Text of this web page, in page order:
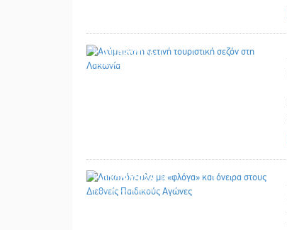
01/08/2026
01/08/2026